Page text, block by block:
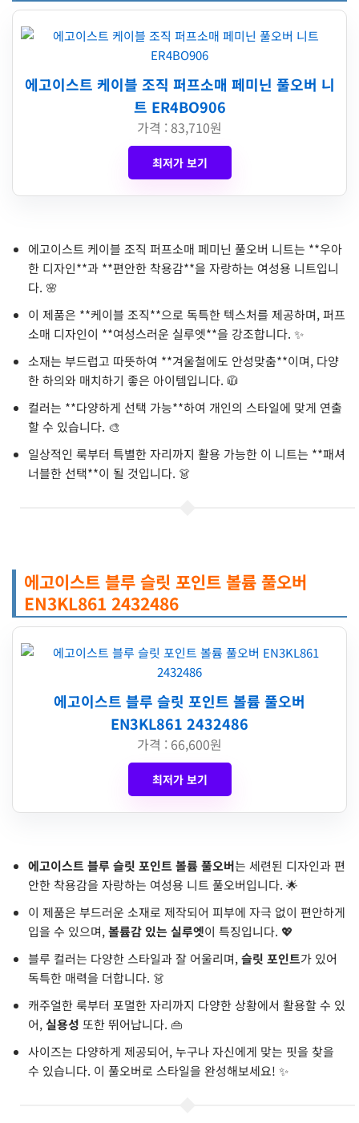
에고이스트 케이블 조직 퍼프소매 페미닌 풀오버 니
트 ER4BO906
가격 : 83,710원
최저가 보기
에고이스트 케이블 조직 퍼프소매 페미닌 풀오버 니트는 **우아
한 디자인**과 **편안한 착용감**을 자랑하는 여성용 니트입니
다. 🌸
이 제품은 **케이블 조직**으로 독특한 텍스처를 제공하며, 퍼프
소매 디자인이 **여성스러운 실루엣**을 강조합니다. ✨
소재는 부드럽고 따뜻하여 **겨울철에도 안성맞춤**이며, 다양
한 하의와 매치하기 좋은 아이템입니다. 🧥
컬러는 **다양하게 선택 가능**하여 개인의 스타일에 맞게 연출
할 수 있습니다. 🎨
일상적인 룩부터 특별한 자리까지 활용 가능한 이 니트는 **패셔
너블한 선택**이 될 것입니다. 👗
에고이스트 블루 슬릿 포인트 볼륨 풀오버
EN3KL861 2432486
에고이스트 블루 슬릿 포인트 볼륨 풀오버
EN3KL861 2432486
가격 : 66,600원
최저가 보기
에고이스트 블루 슬릿 포인트 볼륨 풀오버는 세련된 디자인과 편
안한 착용감을 자랑하는 여성용 니트 풀오버입니다. 🌟
이 제품은 부드러운 소재로 제작되어 피부에 자극 없이 편안하게
입을 수 있으며,볼륨감 있는 실루엣이 특징입니다. 💖
블루 컬러는 다양한 스타일과 잘 어울리며,슬릿 포인트가 있어
독특한 매력을 더합니다. 👗
캐주얼한 룩부터 포멀한 자리까지 다양한 상황에서 활용할 수 있
어,실용성 또한 뛰어납니다. 👜
사이즈는 다양하게 제공되어, 누구나 자신에게 맞는 핏을 찾을
수 있습니다. 이 풀오버로 스타일을 완성해보세요! ✨